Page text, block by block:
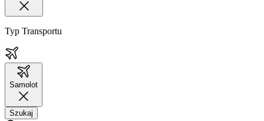
Typ Transportu
Samolot
Szukaj